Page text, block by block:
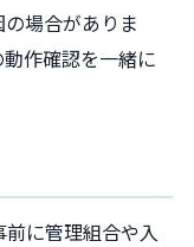
場合がありま
作確認を一緒に
に管理組合や入